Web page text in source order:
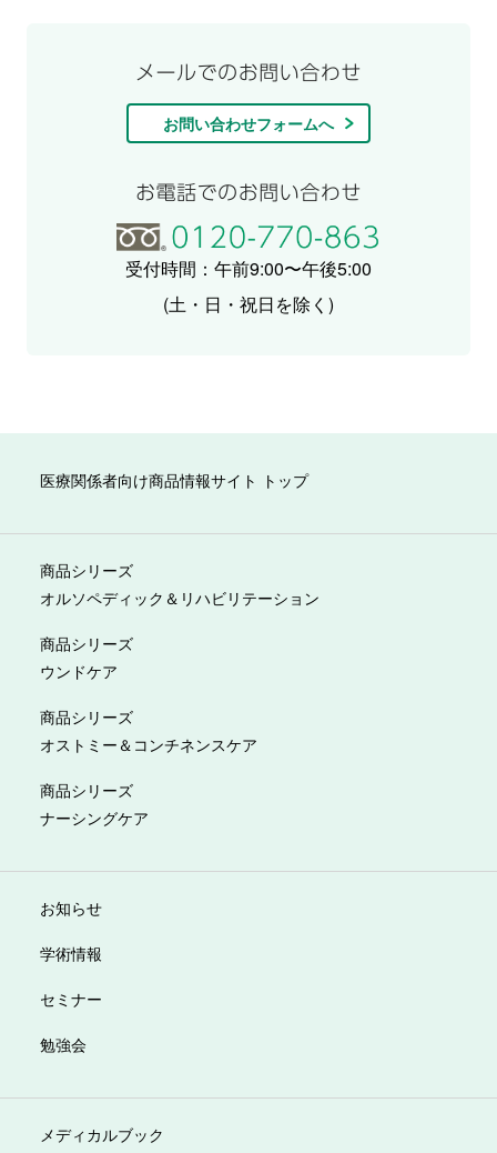
お問い合わせフォームへ
受付時間：午前9:00〜午後5:00
(土・日・祝日を除く)
医療関係者向け商品情報サイト トップ
商品シリーズ
オルソペディック＆リハビリテーション
商品シリーズ
ウンドケア
商品シリーズ
オストミー＆コンチネンスケア
商品シリーズ
ナーシングケア
お知らせ
学術情報
セミナー
勉強会
メディカルブック